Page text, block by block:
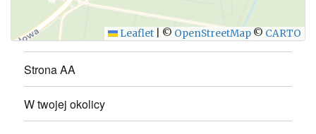
Leaflet © OpenStreetMap © CARTO
Strona AA
W twojej okolicy